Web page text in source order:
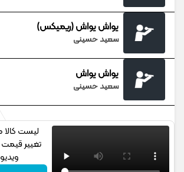
یواش یواش (ریمیکس)
سعید حسینی
یواش یواش
سعید حسینی
لیست
تغییر